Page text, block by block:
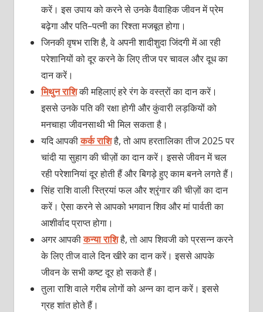
करें। इस उपाय को करने से उनके वैवाहिक जीवन में प्रेम
बढ़ेगा और पति–पत्‍नी का रिश्‍ता मजबूत होगा।
जिनकी वृषभ राशि है, वे अपनी शादीशुदा जिंदगी में आ रही
परेशानियों को दूर करने के लिए तीज पर चावल और दूध का
दान करें।
मिथुन राशिकी महिलाएं हरे रंग के वस्‍त्रों का दान करें।
इससे उनके पति की रक्षा होगी और कुंवारी लड़कियों को
मनचाहा जीवनसाथी भी मिल सकता है।
यदि आपकीकर्क राशिहै, तो आप हरतालिका तीज 2025 पर
चांदी या सुहाग की चीज़ों का दान करें। इससे जीवन में चल
रही परेशानियां दूर होती हैं और बिगड़े हुए काम बनने लगते हैं।
सिंह राशि वाली स्त्रियां फल और श्रृंगार की चीज़ों का दान
करें। ऐसा करने से आपको भगवान शिव और मां पार्वती का
आशीर्वाद प्राप्‍त होगा।
अगर आपकीकन्या राशिहै, तो आप शिवजी को प्रसन्‍न करने
के लिए तीज वाले दिन खीरे का दान करें। इससे आपके
जीवन के सभी कष्‍ट दूर हो सकते हैं।
तुला राशि वाले गरीब लोगों को अन्‍न का दान करें। इससे
ग्रह शांत होते हैं।